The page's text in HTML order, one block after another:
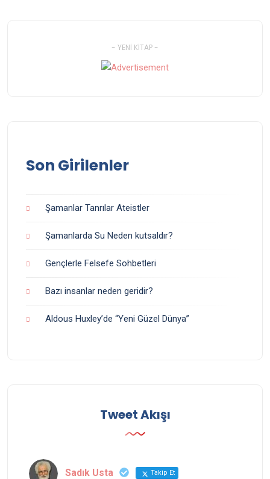
- YENI KITAP -
Son Girilenler
Şamanlar Tanrılar Ateistler
Şamanlarda Su Neden kutsaldır?
Gençlerle Felsefe Sohbetleri
Bazı insanlar neden geridir?
Aldous Huxley’de “Yeni Güzel Dünya”
Tweet Akışı
Sadık Usta Takip Et